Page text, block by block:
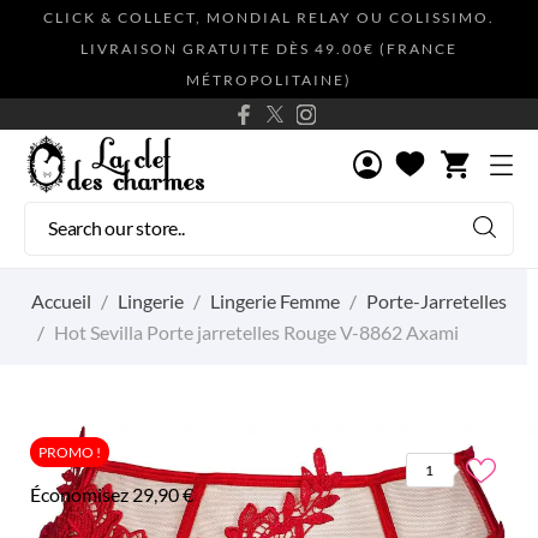
CLICK & COLLECT, MONDIAL RELAY OU COLISSIMO.
LIVRAISON GRATUITE DÈS 49.00€ (FRANCE
MÉTROPOLITAINE)
shopping_cart
Accueil Lingerie Lingerie Femme
Porte-Jarretelles
Hot Sevilla Porte jarretelles Rouge V-8862 Axami
PROMO !
Économisez 29,90 €
1